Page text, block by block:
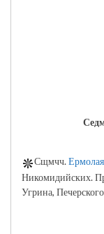
Сщмчч.Ермолая
Никомидийских.
Угрина,